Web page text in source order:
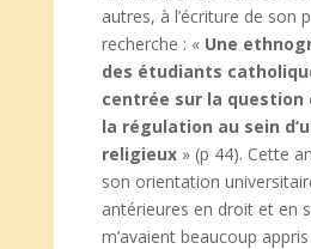
autres, à l’écriture de son
recherche : « Une
des étudiants
centrée sur la question
la régulation au sein
religieux » (p 44). Cette
son orientation
antérieures en droit et en
m’avaient beaucoup